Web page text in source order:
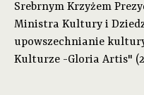
Srebrnym Krzyżem
Ministra Kultury i
upowszechnianie
Kulturze -Gloria Artis"